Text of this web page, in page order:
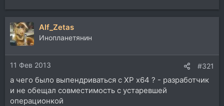
Alf_Zetas
Инопланетянин
11 Фев 2013 #321
а чего было выпендриваться с ХР х64 ? - разработчик
и не обещал совместимость с устаревшей
операционкой